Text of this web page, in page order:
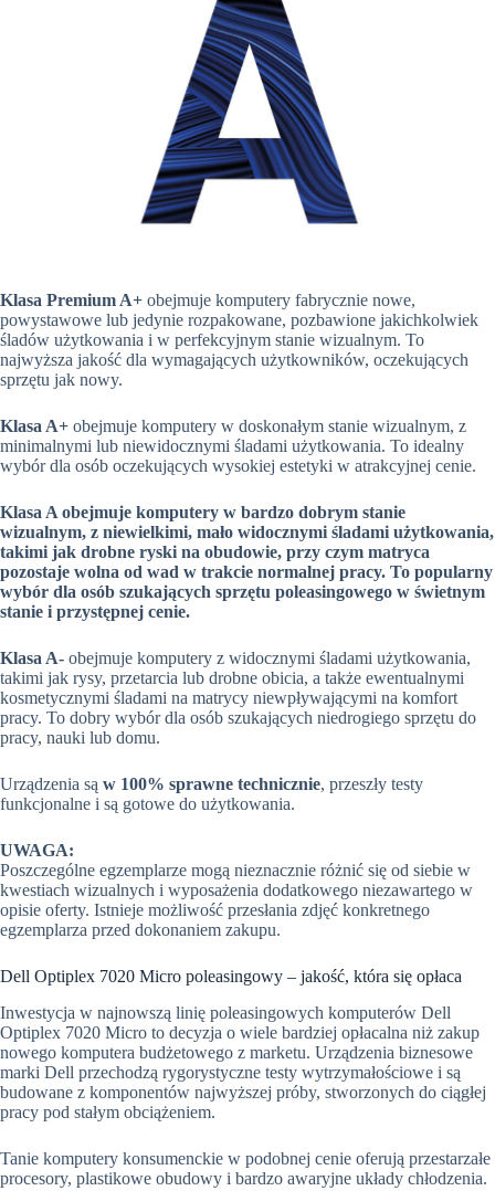
Klasa Premium A+ obejmuje komputery fabrycznie nowe,
powystawowe lub jedynie rozpakowane, pozbawione jakichkolwiek
śladów użytkowania i w perfekcyjnym stanie wizualnym. To
najwyższa jakość dla wymagających użytkowników, oczekujących
sprzętu jak nowy.
Klasa A+ obejmuje komputery w doskonałym stanie wizualnym, z
minimalnymi lub niewidocznymi śladami użytkowania. To idealny
wybór dla osób oczekujących wysokiej estetyki w atrakcyjnej cenie.
Klasa A obejmuje komputery w bardzo dobrym stanie
wizualnym, z niewielkimi, mało widocznymi śladami użytkowania,
takimi jak drobne ryski na obudowie, przy czym matryca
pozostaje wolna od wad w trakcie normalnej pracy. To popularny
wybór dla osób szukających sprzętu poleasingowego w świetnym
stanie i przystępnej cenie.
Klasa A- obejmuje komputery z widocznymi śladami użytkowania,
takimi jak rysy, przetarcia lub drobne obicia, a także ewentualnymi
kosmetycznymi śladami na matrycy niewpływającymi na komfort
pracy. To dobry wybór dla osób szukających niedrogiego sprzętu do
pracy, nauki lub domu.
Urządzenia są w 100% sprawne technicznie, przeszły testy
funkcjonalne i są gotowe do użytkowania.
UWAGA:
Poszczególne egzemplarze mogą nieznacznie różnić się od siebie w
kwestiach wizualnych i wyposażenia dodatkowego niezawartego w
opisie oferty. Istnieje możliwość przesłania zdjęć konkretnego
egzemplarza przed dokonaniem zakupu.
Dell Optiplex 7020 Micro poleasingowy – jakość, która się opłaca
Inwestycja w najnowszą linię poleasingowych komputerów Dell
Optiplex 7020 Micro to decyzja o wiele bardziej opłacalna niż zakup
nowego komputera budżetowego z marketu. Urządzenia biznesowe
marki Dell przechodzą rygorystyczne testy wytrzymałościowe i są
budowane z komponentów najwyższej próby, stworzonych do ciągłej
pracy pod stałym obciążeniem.
Tanie komputery konsumenckie w podobnej cenie oferują przestarzałe
procesory, plastikowe obudowy i bardzo awaryjne układy chłodzenia.